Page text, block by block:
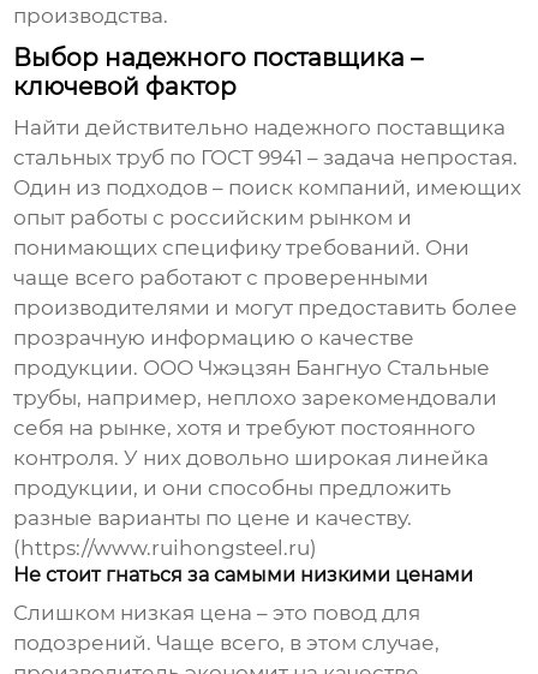
производства.
Выбор надежного поставщика –
ключевой фактор
Найти действительно надежного поставщика
стальных труб по ГОСТ 9941 – задача непростая.
Один из подходов – поиск компаний, имеющих
опыт работы с российским рынком и
понимающих специфику требований. Они
чаще всего работают с проверенными
производителями и могут предоставить более
прозрачную информацию о качестве
продукции. ООО Чжэцзян Бангнуо Стальные
трубы, например, неплохо зарекомендовали
себя на рынке, хотя и требуют постоянного
контроля. У них довольно широкая линейка
продукции, и они способны предложить
разные варианты по цене и качеству.
(https://www.ruihongsteel.ru)
Не стоит гнаться за самыми низкими ценами
Слишком низкая цена – это повод для
подозрений. Чаще всего, в этом случае,